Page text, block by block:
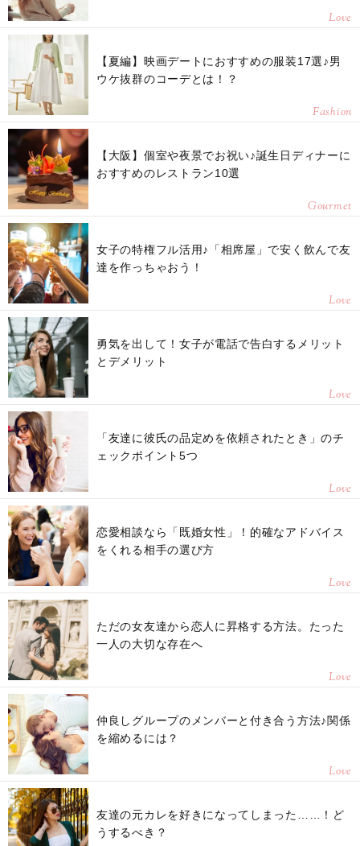
Love
【夏編】映画デートにおすすめの服装17選♪男
ウケ抜群のコーデとは！？
Fashion
【大阪】個室や夜景でお祝い♪誕生日ディナーに
おすすめのレストラン10選
Gourmet
女子の特権フル活用♪「相席屋」で安く飲んで友
達を作っちゃおう！
Love
勇気を出して！女子が電話で告白するメリット
とデメリット
Love
「友達に彼氏の品定めを依頼されたとき」のチ
ェックポイント5つ
Love
恋愛相談なら「既婚女性」！的確なアドバイス
をくれる相手の選び方
Love
ただの女友達から恋人に昇格する方法。たった
一人の大切な存在へ
Love
仲良しグループのメンバーと付き合う方法♪関係
を縮めるには？
Love
友達の元カレを好きになってしまった……！ど
うするべき？